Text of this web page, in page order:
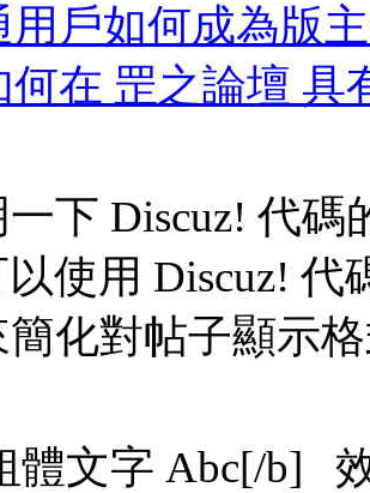
用戶如何成為版
何在 罡之論壇 具
下 Discuz! 代碼
使用 Discuz! 代
化對帖子顯示
體文字 Abc[/b]